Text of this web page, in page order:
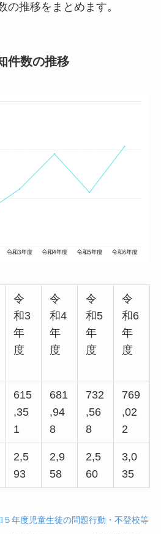
の推移をまとめます。
件数の推移
令
和3
年
度
令
和4
年
度
令
和5
年
度
令
和6
年
度
615
,35
1
681
,94
8
732
,56
8
769
,02
2
2,5
93
2,9
58
2,5
60
3,0
35
５年度児童生徒の問題行動・不登校等